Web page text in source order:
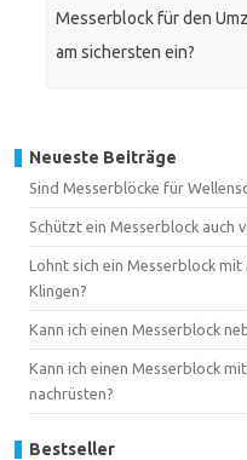
Messerblock für den
am sichersten ein?
Neueste Beiträge
Sind Messerblöcke für
Schützt ein Messerblock auch
Lohnt sich ein Messerblock
Klingen?
Kann ich einen Messerblock
Kann ich einen Messerblock
nachrüsten?
Bestseller